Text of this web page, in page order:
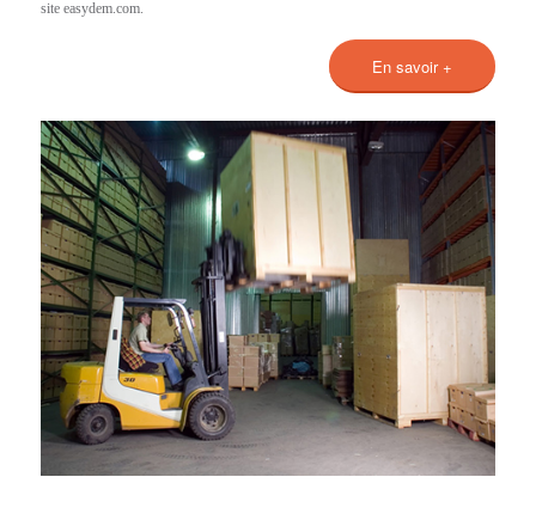
site easydem.com.
En savoir +